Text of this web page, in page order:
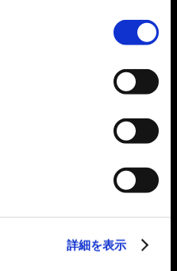
詳細を表示